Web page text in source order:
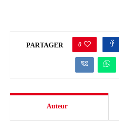
PARTAGER 0
Auteur